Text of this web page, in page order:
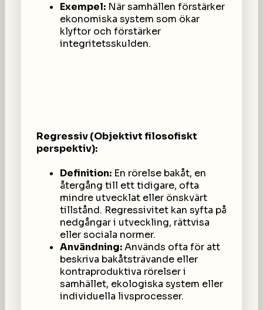
Exempel: När samhällen förstärker
ekonomiska system som ökar
klyftor och förstärker
integritetsskulden.
Regressiv (Objektivt filosofiskt
perspektiv):
Definition: En rörelse bakåt, en
återgång till ett tidigare, ofta
mindre utvecklat eller önskvärt
tillstånd. Regressivitet kan syfta på
nedgångar i utveckling, rättvisa
eller sociala normer.
Användning:Används ofta för att
beskriva bakåtsträvande eller
kontraproduktiva rörelser i
samhället, ekologiska system eller
individuella livsprocesser.